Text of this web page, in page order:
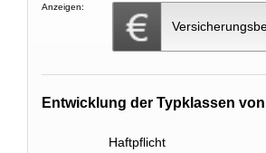
Anzeigen:
Entwicklung der Typklassen
Haftpflicht